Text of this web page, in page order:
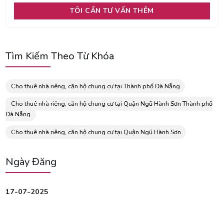
Tìm Kiếm Theo Từ Khóa
Cho thuê nhà riêng, căn hộ chung cư tại Thành phố Đà Nẵng
Cho thuê nhà riêng, căn hộ chung cư tại Quận Ngũ Hành Sơn Thành phố
Đà Nẵng
Cho thuê nhà riêng, căn hộ chung cư tại Quận Ngũ Hành Sơn
Ngày Đăng
17-07-2025